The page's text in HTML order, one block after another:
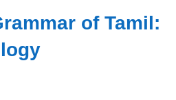
of Tamil: